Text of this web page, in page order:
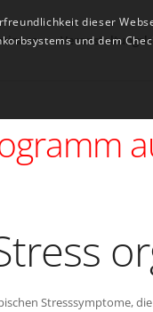
Stresssymptome,
dieser
und dem